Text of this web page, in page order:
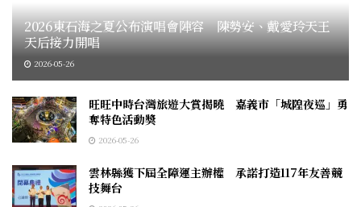
2026東石海之夏公布演唱會陣容 陳勢安、戴愛玲天王
天后接力開唱
2026-05-26
旺旺中時台灣旅遊大賞揭曉 嘉義市「城隍夜巡」勇
奪特色活動獎
2026-05-26
雲林縣獲下屆全障運主辦權 承諾打造117年友善競
技舞台